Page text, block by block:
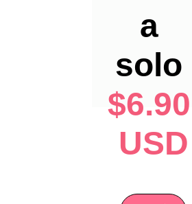
a
solo
$6.90
USD